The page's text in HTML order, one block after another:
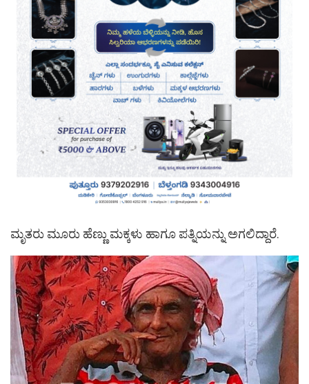
ಮೃತರು ಮೂರು ಹೆಣ್ಣು ಮಕ್ಕಳು ಹಾಗೂ ಪತ್ನಿಯನ್ನು ಅಗಲಿದ್ದಾರೆ.